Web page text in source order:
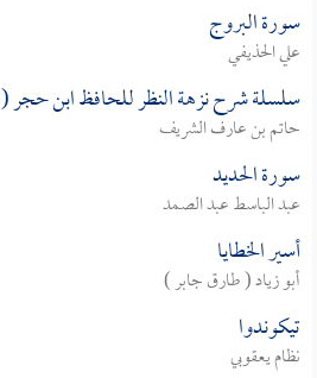
سورة البروج
علي الحذيفي
سلسلة شرح نزهة النظر للحافظ ابن حجر (28)
حاتم بن عارف الشريف
سورة الحديد
عبد الباسط عبد الصمد
أسير الخطايا
أبو زياد ( طارق جابر )
تيكوندوا
نظام يعقوبي